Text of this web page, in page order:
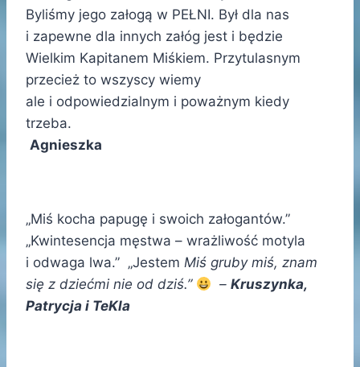
Byliśmy jego załogą w PEŁNI. Był dla nas
i zapewne dla innych załóg jest i będzie
Wielkim Kapitanem Miśkiem. Przytulasnym
przecież to wszyscy wiemy
ale i odpowiedzialnym i poważnym kiedy
trzeba.
Agnieszka
„Miś kocha papugę i swoich załogantów.”
„Kwintesencja męstwa – wrażliwość motyla
i odwaga lwa.” „Jestem Miś gruby miś, znam
się z dziećmi nie od dziś.”
–Kruszynka,
Patrycja i TeKla